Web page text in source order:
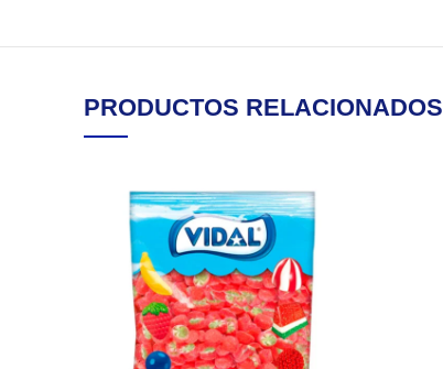
PRODUCTOS RELACIONADOS